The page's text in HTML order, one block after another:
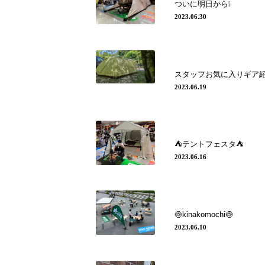
ついに明日から❕
2023.06.30
スタッフお気に入りギア
2023.06.19
⛺️テントフェスタ⛺️
2023.06.16
🍥kinakomochi🍥
2023.06.10